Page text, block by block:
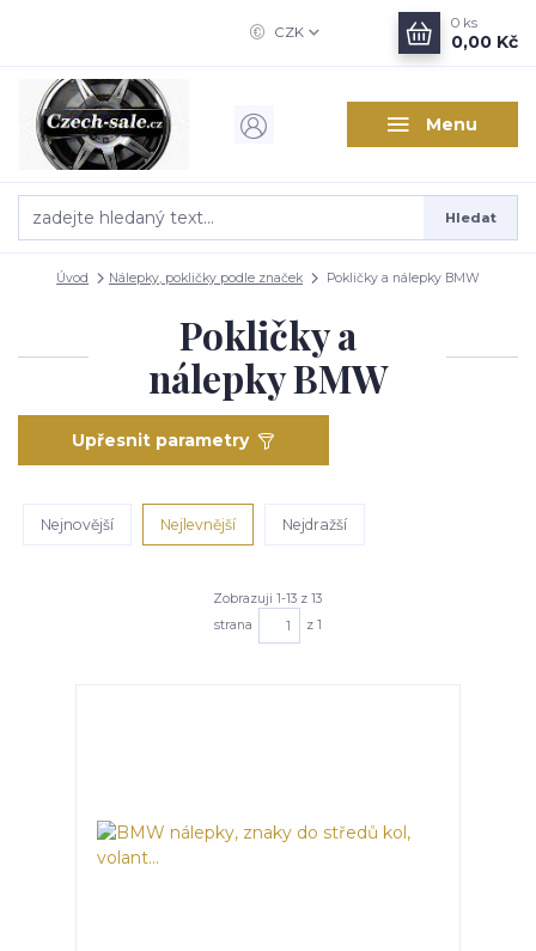
Menu
CZK
Hledat
0 ks
0,00 Kč
Úvod Nálepky, pokličky podle značek Pokličky a nálepky BMW
Pokličky a
nálepky BMW
Upřesnit parametry
Nejnovější Nejlevnější Nejdražší
Zobrazuji 1-13 z 13
strana
z 1